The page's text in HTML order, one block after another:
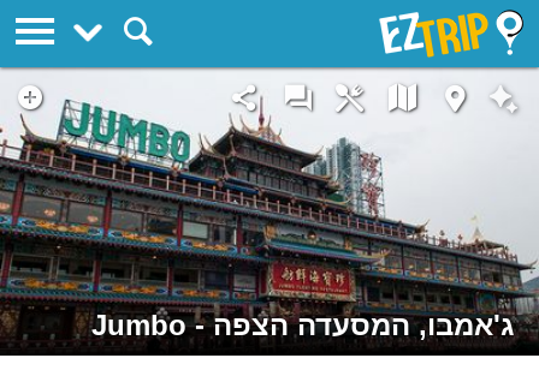
ג'אמבו, המסעדה הצפה - Jumbo
EZTrip